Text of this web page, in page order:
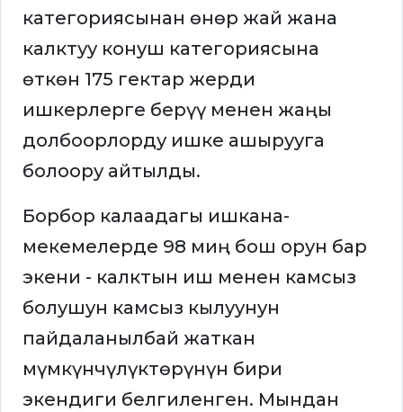
категориясынан өнөр жай жана
калктуу конуш категориясына
өткөн 175 гектар жерди
ишкерлерге берүү менен жаңы
долбоорлорду ишке ашырууга
болоору айтылды.
Борбор калаадагы ишкана-
мекемелерде 98 миң бош орун бар
экени - калктын иш менен камсыз
болушун камсыз кылуунун
пайдаланылбай жаткан
мүмкүнчүлүктөрүнүн бири
экендиги белгиленген. Мындан